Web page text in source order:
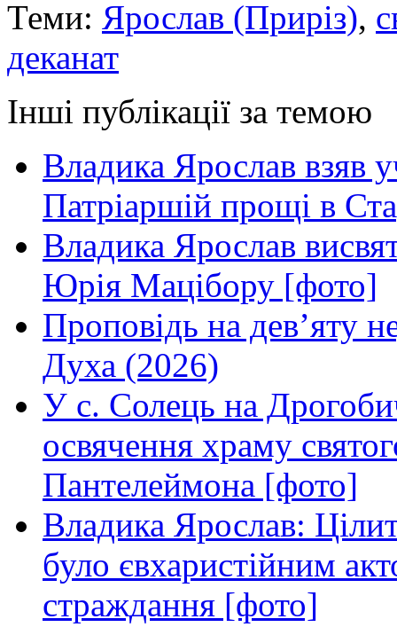
Теми: Ярослав (Приріз),
деканат
Інші публікації за темою
Владика Ярослав взяв
Патріаршій прощі в
Владика Ярослав
Юрія Мацібору [фото]
Проповідь на дев’яту
Духа (2026)
У с. Солець на
освячення храму
Пантелеймона [фото]
Владика Ярослав:
було євхаристійним
страждання [фото]